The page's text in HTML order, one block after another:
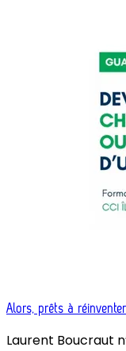
Alors, prêts à
Laurent Boucraut